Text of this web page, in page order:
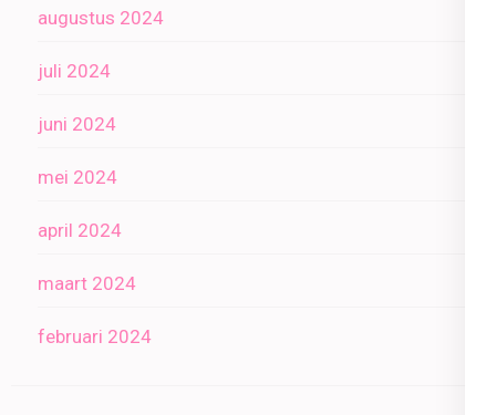
augustus 2024
juli 2024
juni 2024
mei 2024
april 2024
maart 2024
februari 2024